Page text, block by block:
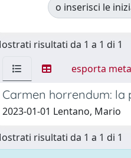
o inserisci le
risultati da 1 a 1 di 1
esporta
Carmen horrendum:
2023-01-01 Lentano, Mario
risultati da 1 a 1 di 1